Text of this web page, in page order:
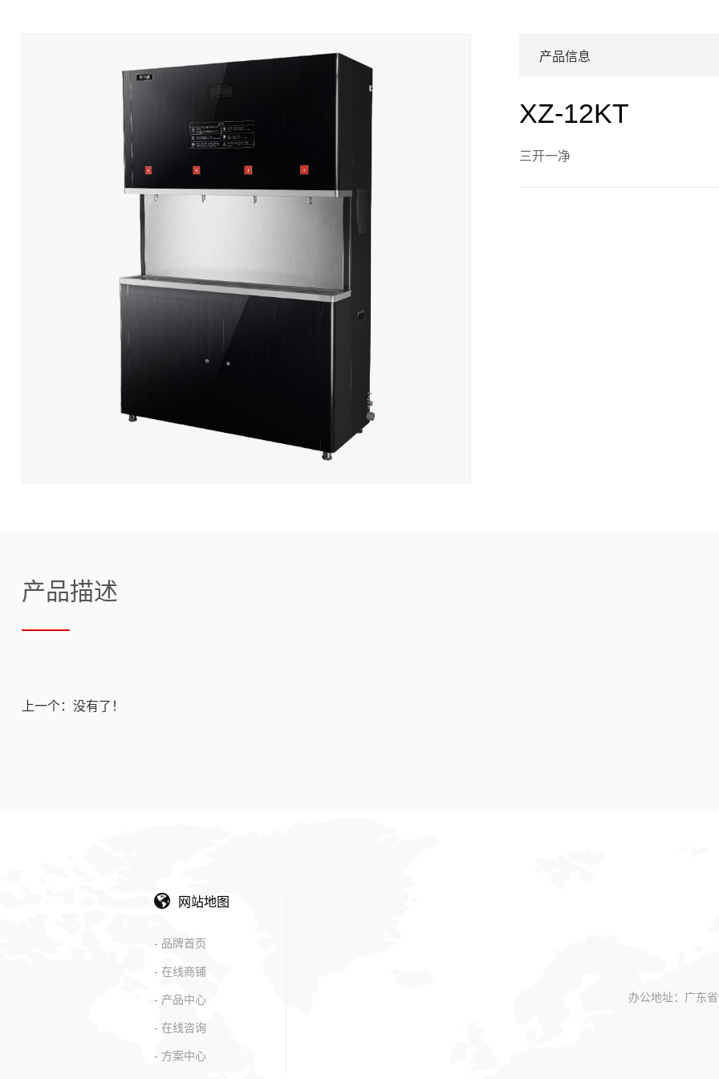
产品信息
XZ-12KT
三开一净
产品描述
上一个：没有了！
网站地图
- 品牌首页
- 在线商铺
- 产品中心
- 在线咨询
- 方案中心
办公地址：广东